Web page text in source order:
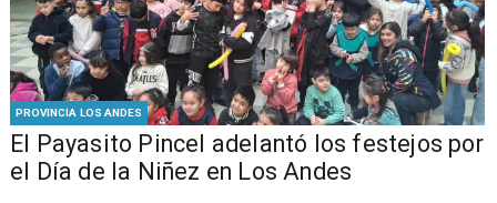
PROVINCIA LOS ANDES
El Payasito Pincel adelantó los festejos por
el Día de la Niñez en Los Andes